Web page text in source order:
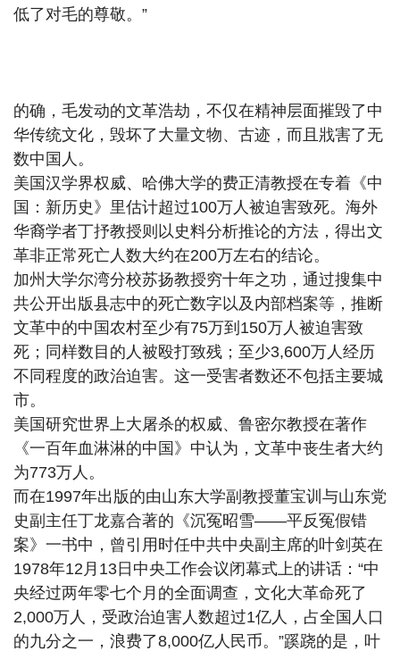
低了对毛的尊敬。”
的确，毛发动的文革浩劫，不仅在精神层面摧毁了中
华传统文化，毁坏了大量文物、古迹，而且戕害了无
数中国人。
美国汉学界权威、哈佛大学的费正清教授在专着《中
国：新历史》里估计超过100万人被迫害致死。海外
华裔学者丁抒教授则以史料分析推论的方法，得出文
革非正常死亡人数大约在200万左右的结论。
加州大学尔湾分校苏扬教授穷十年之功，通过搜集中
共公开出版县志中的死亡数字以及内部档案等，推断
文革中的中国农村至少有75万到150万人被迫害致
死；同样数目的人被殴打致残；至少3,600万人经历
不同程度的政治迫害。这一受害者数还不包括主要城
市。
美国研究世界上大屠杀的权威、鲁密尔教授在著作
《一百年血淋淋的中国》中认为，文革中丧生者大约
为773万人。
而在1997年出版的由山东大学副教授董宝训与山东党
史副主任丁龙嘉合著的《沉冤昭雪——平反冤假错
案》一书中，曾引用时任中共中央副主席的叶剑英在
1978年12月13日中央工作会议闭幕式上的讲话：“中
央经过两年零七个月的全面调查，文化大革命死了
2,000万人，受政治迫害人数超过1亿人，占全国人口
的九分之一，浪费了8,000亿人民币。”蹊跷的是，叶